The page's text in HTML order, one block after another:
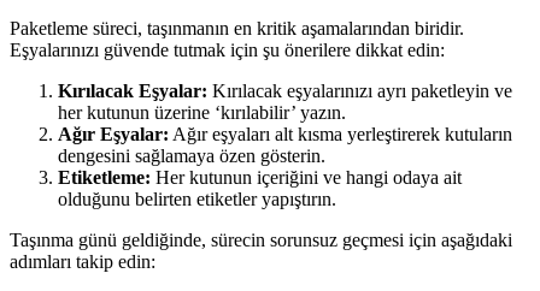
Paketleme süreci, taşınmanın en kritik aşamalarından biridir.
Eşyalarınızı güvende tutmak için şu önerilere dikkat edin:
Kırılacak Eşyalar: Kırılacak eşyalarınızı ayrı paketleyin ve
her kutunun üzerine ‘kırılabilir’ yazın.
Ağır Eşyalar: Ağır eşyaları alt kısma yerleştirerek kutuların
dengesini sağlamaya özen gösterin.
Etiketleme: Her kutunun içeriğini ve hangi odaya ait
olduğunu belirten etiketler yapıştırın.
Taşınma günü geldiğinde, sürecin sorunsuz geçmesi için aşağıdaki
adımları takip edin: